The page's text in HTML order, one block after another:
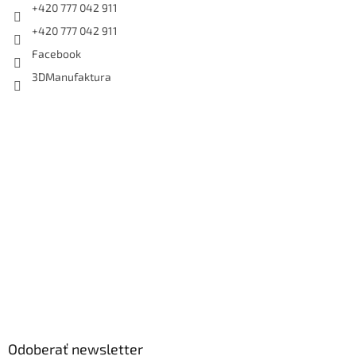
+420 777 042 911
+420 777 042 911
Facebook
3DManufaktura
Odoberať newsletter